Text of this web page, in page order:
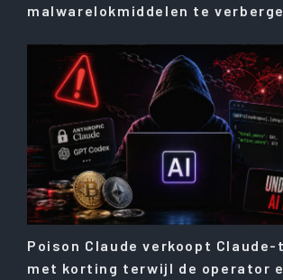
malwarelokmiddelen te
Poison Claude verkoopt Claude-
met korting terwijl de operator